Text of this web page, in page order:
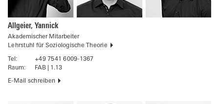
Allgeier, Yannick
Akademischer Mitarbeiter
Lehrstuhl für Soziologische Theorie
Tel:
+49 7541 6009-1367
Raum:
FAB | 1.13
E-Mail schreiben